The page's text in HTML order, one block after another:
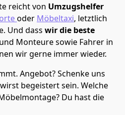
reicht von Umzugshelfer
oder Möbeltaxi, letztlich
Und dass wir die beste
und Monteure sowie Fahrer in
wir gerne immer wieder.
Angebot? Schenke uns
begeistert sein. Welche
Du hast die